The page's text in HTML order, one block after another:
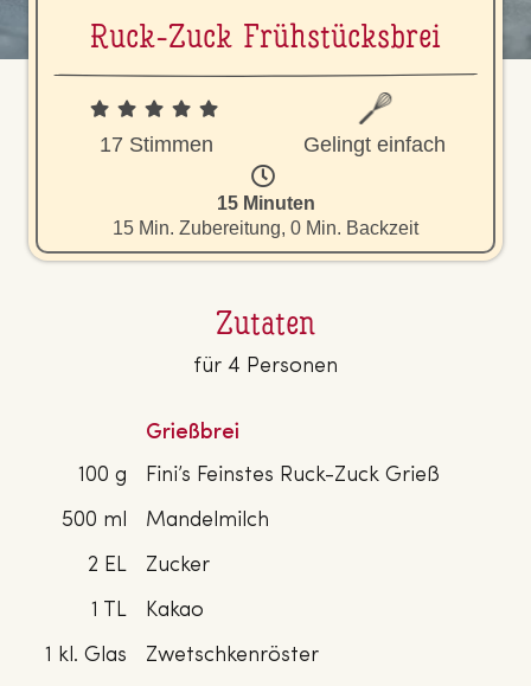
Ruck-Zuck Früh­stücks­brei
17 Stimmen Gelingt einfach
15 Minuten
15 Min. Zubereitung, 0 Min. Backzeit
Zutaten
für 4 Personen
Grießbrei
100 g
Fini’s Feinstes Ruck-Zuck Grieß
500 ml
Mandelmilch
2 EL
Zucker
1 TL
Kakao
1 kl. Glas
Zwetschkenröster